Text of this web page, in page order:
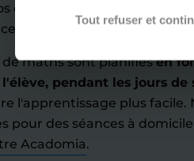
Tout refuser et
enseignants compétents,
clés pour améliorer
de maths sont planifiésen
pendant les jours de
l'apprentissage plus facile.
pour des séances à
Acadomia.